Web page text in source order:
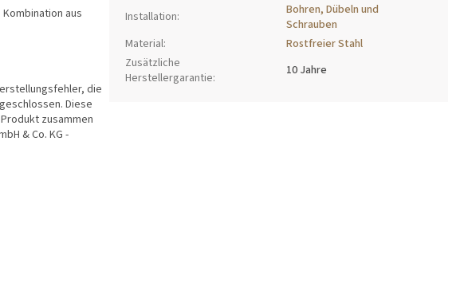
aus
die
Diese
zusammen
& Co. KG -
Installation:
Bohren, Dübeln und
Schrauben
Material:
Rostfreier Stahl
Zusätzliche
Herstellergarantie: 10 Jahre